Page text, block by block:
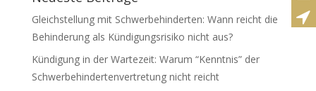
Gleichstellung mit Schwerbehinderten: Wann reicht die
Behinderung als Kündigungsrisiko nicht aus?
Kündigung in der Wartezeit: Warum “Kenntnis” der
Schwerbehindertenvertretung nicht reicht